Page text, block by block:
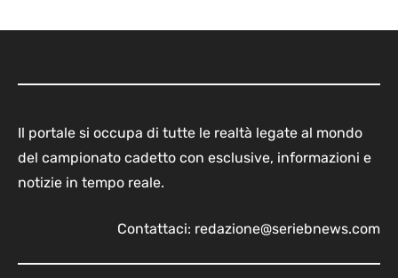
Il portale si occupa di tutte le realtà legate al mondo
del campionato cadetto con esclusive, informazioni e
notizie in tempo reale.
Contattaci: redazione@seriebnews.com